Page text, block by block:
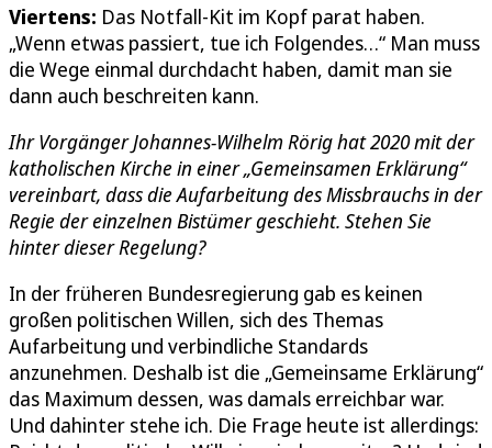
Viertens: Das Notfall-Kit im Kopf parat haben.
„Wenn etwas passiert, tue ich Folgendes…“ Man muss
die Wege einmal durchdacht haben, damit man sie
dann auch beschreiten kann.
Ihr Vorgänger Johannes-Wilhelm Rörig hat 2020 mit der
katholischen Kirche in einer „Gemeinsamen Erklärung“
vereinbart, dass die Aufarbeitung des Missbrauchs in der
Regie der einzelnen Bistümer geschieht. Stehen Sie
hinter dieser Regelung?
In der früheren Bundesregierung gab es keinen
großen politischen Willen, sich des Themas
Aufarbeitung und verbindliche Standards
anzunehmen. Deshalb ist die „Gemeinsame Erklärung“
das Maximum dessen, was damals erreichbar war.
Und dahinter stehe ich. Die Frage heute ist allerdings: